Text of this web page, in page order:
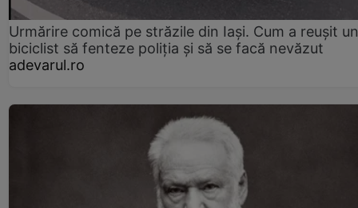
Urmărire comică pe străzile din Iași. Cum a reușit un
biciclist să fenteze poliția și să se facă nevăzut
adevarul.ro